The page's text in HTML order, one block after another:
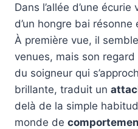
Dans l’allée d’une
d’un hongre bai
À première vue, il
venues, mais son
du soigneur qui
brillante, traduit un
delà de la simple
monde de